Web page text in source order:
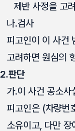
제반 사정을 고
나.검사
피고인이 이 사건
고려하면 원심의
2.판단
가.이 사건 공소사
피고인은 (차량번
소유이고, 다만